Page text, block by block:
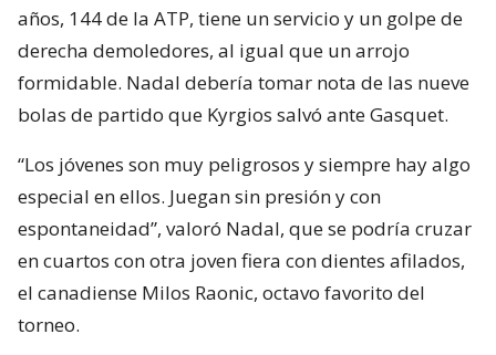
años, 144 de la ATP, tiene un servicio y un golpe de
derecha demoledores, al igual que un arrojo
formidable. Nadal debería tomar nota de las nueve
bolas de partido que Kyrgios salvó ante Gasquet.
“Los jóvenes son muy peligrosos y siempre hay algo
especial en ellos. Juegan sin presión y con
espontaneidad”, valoró Nadal, que se podría cruzar
en cuartos con otra joven fiera con dientes afilados,
el canadiense Milos Raonic, octavo favorito del
torneo.